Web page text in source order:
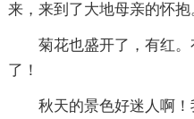
来，来到了大地母亲的怀抱
菊花也盛开了，有红
了！
秋天的景色好迷人啊！